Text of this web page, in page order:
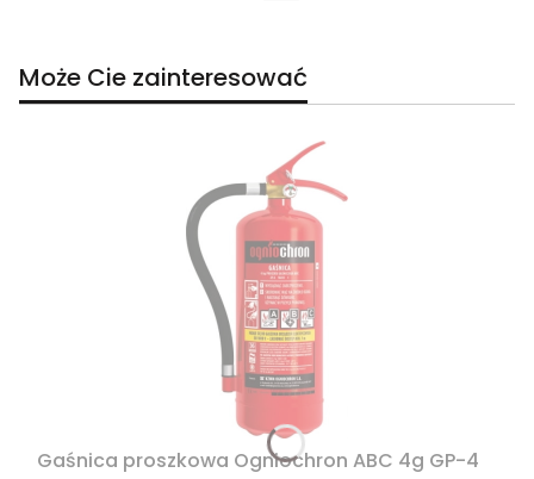
Może Cie zainteresować
Gaśnica proszkowa Ogniochron ABC 4g GP-4